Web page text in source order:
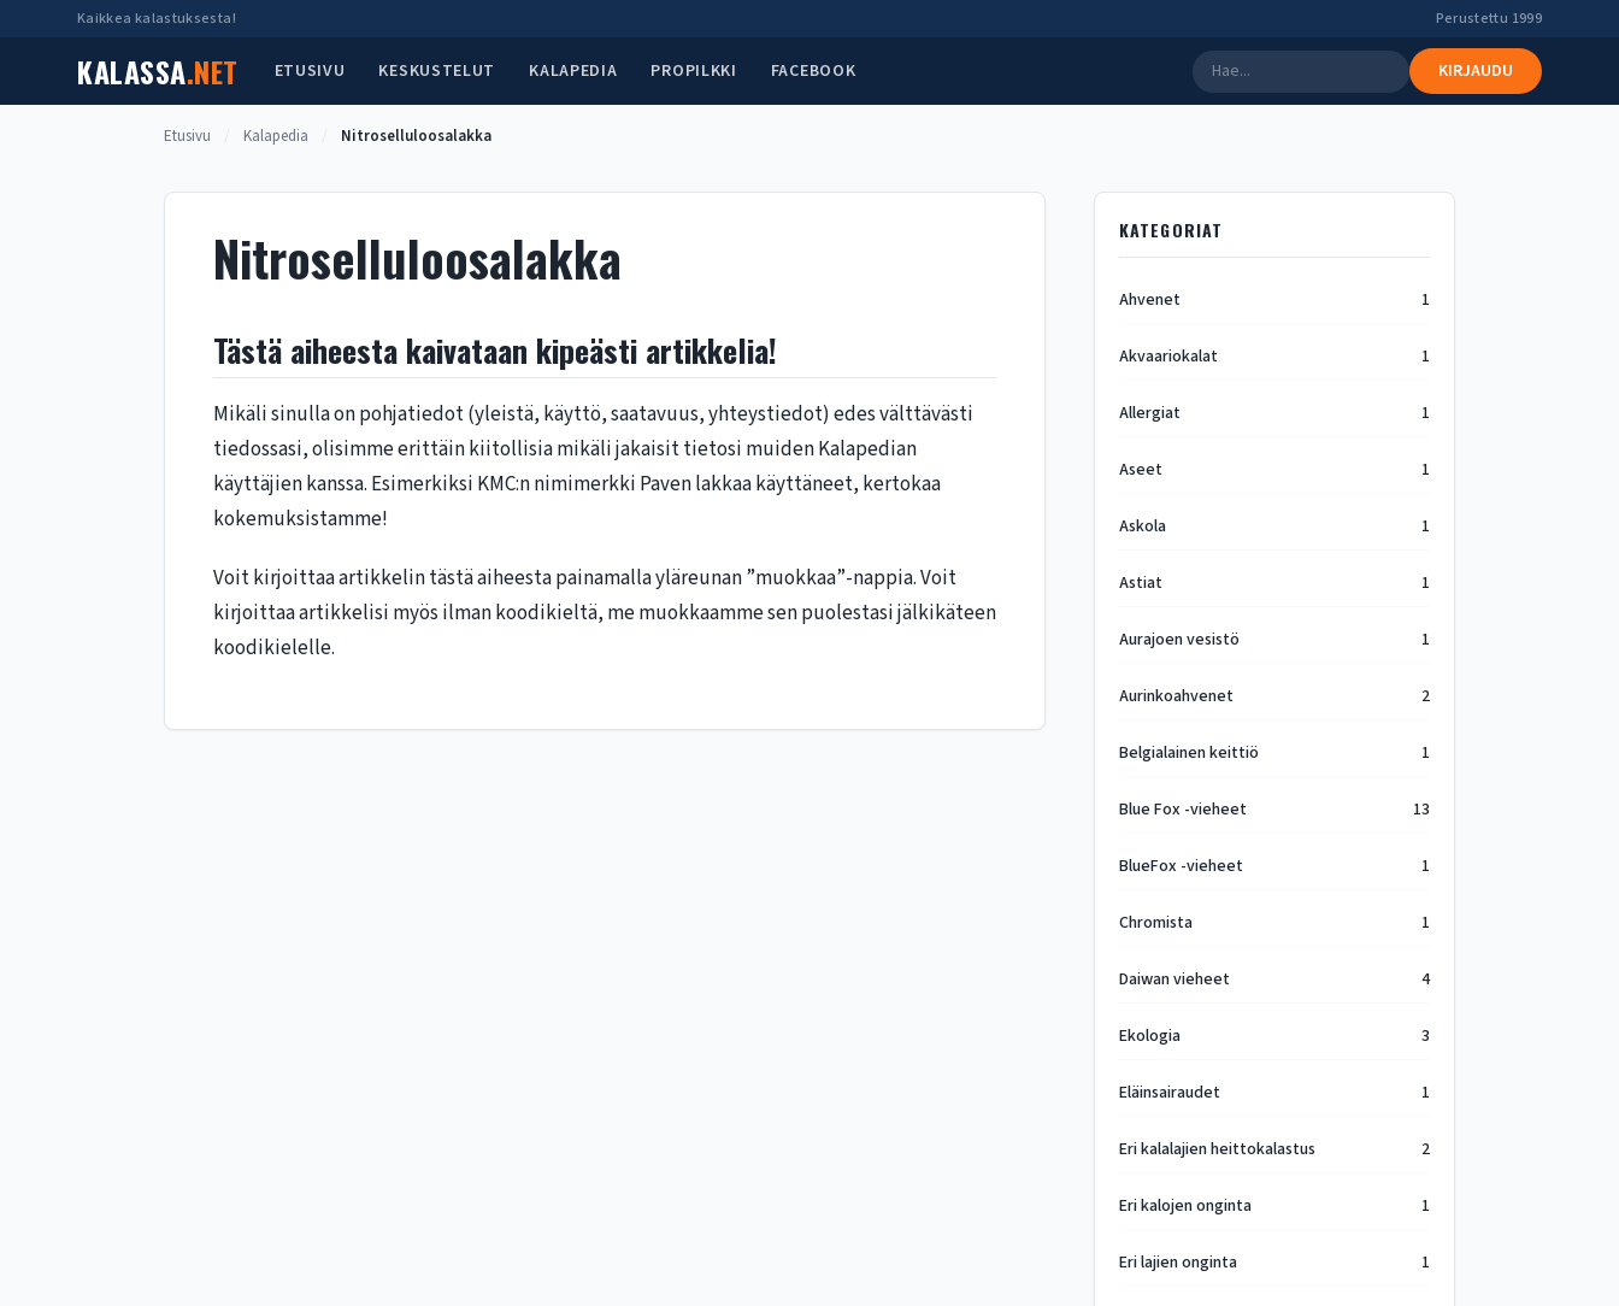
Kaikkea kalastuksesta! Perustettu 1999
KALASSA.NET ETUSIVU KESKUSTELUT KALAPEDIA PROPILKKI FACEBOOK KIRJAUDU
Etusivu Kalapedia Nitroselluloosalakka
Nitroselluloosalakka
Tästä aiheesta kaivataan kipeästi artikkelia!
Mikäli sinulla on pohjatiedot (yleistä, käyttö, saatavuus, yhteystiedot) edes välttävästi
tiedossasi, olisimme erittäin kiitollisia mikäli jakaisit tietosi muiden Kalapedian
käyttäjien kanssa. Esimerkiksi KMC:n nimimerkki Paven lakkaa käyttäneet, kertokaa
kokemuksistamme!
Voit kirjoittaa artikkelin tästä aiheesta painamalla yläreunan ”muokkaa”-nappia. Voit
kirjoittaa artikkelisi myös ilman koodikieltä, me muokkaamme sen puolestasi jälkikäteen
koodikielelle.
KATEGORIAT
Ahvenet 1
Akvaariokalat 1
Allergiat 1
Aseet 1
Askola 1
Astiat 1
Aurajoen vesistö 1
Aurinkoahvenet 2
Belgialainen keittiö 1
Blue Fox -vieheet 13
BlueFox -vieheet 1
Chromista 1
Daiwan vieheet 4
Ekologia 3
Eläinsairaudet 1
Eri kalalajien heittokalastus 2
Eri kalojen onginta 1
Eri lajien onginta 1